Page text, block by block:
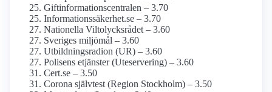
Giftinformations­centralen – 3.70
Informationssäkerhet.se – 3.70
Nationella Viltolycksrådet – 3.60
Sveriges miljömål – 3.60
Utbildningsradion (UR) – 3.60
Polisens etjänster (Uteservering) – 3.60
Cert.se – 3.50
Corona självtest (Region Stockholm) – 3.50